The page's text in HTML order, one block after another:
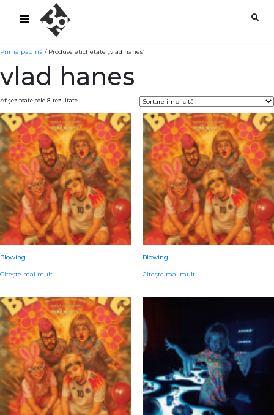
sold-out-button {{acf:sold_out}}
Prima pagină / Produse etichetate „vlad hanes”
vlad hanes
Afișez toate cele 8 rezultate
Blowing
Citește mai mult
Blowing
Citește mai mult